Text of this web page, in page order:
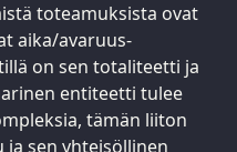
toteamuksista ovat
aika/avaruus-
on sen totaliteetti ja
entiteetti tulee
tämän liiton
sen yhteisöllinen